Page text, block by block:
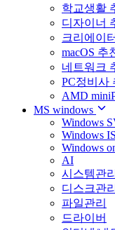
학교생활
디자이너
크리에이
macOS 추
네트워크
PC정비사
AMD
MS windows
Windows
Windows
Windows
AI
시스템관리
디스크관리
파일관리
드라이버